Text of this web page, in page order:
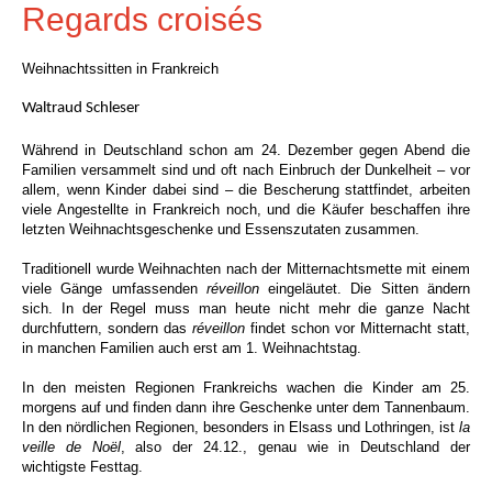
Regards croisés
Weihnachtssitten in Frankreich
Waltraud Schleser
Während in Deutschland schon am 24. Dezember gegen Abend die
Familien versammelt sind und oft nach Einbruch der Dunkelheit – vor
allem, wenn Kinder dabei sind – die Bescherung stattfindet, arbeiten
viele Angestellte in Frankreich noch, und die Käufer beschaffen ihre
letzten Weihnachtsgeschenke und Essenszutaten zusammen.
Traditionell wurde Weihnachten nach der Mitternachtsmette mit einem
viele Gänge umfassenden réveilloneingeläutet. Die Sitten ändern
sich. In der Regel muss man heute nicht mehr die ganze Nacht
durchfuttern, sondern das réveillon findet schon vor Mitternacht statt,
in manchen Familien auch erst am 1. Weihnachtstag.
In den meisten Regionen Frankreichs wachen die Kinder am 25.
morgens auf und finden dann ihre Geschenke unter dem Tannenbaum.
In den nördlichen Regionen, besonders in Elsass und Lothringen, ist la
veille de Noël, also der 24.12., genau wie in Deutschland der
wichtigste Festtag.